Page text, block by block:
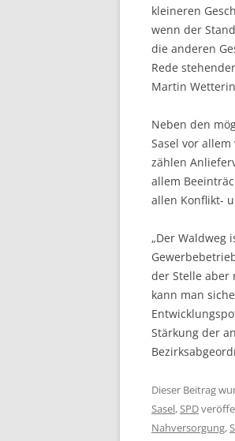
kleineren
wenn der
die anderen
Rede
Martin
Neben den
Sasel vor
zählen
allem
allen Konflikt-
„Der Waldweg
der Stelle aber
kann man
Stärkung der
Dieser Beitrag
Sasel,SPD
Nahversorgung,